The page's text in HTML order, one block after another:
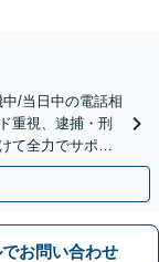
/当日中の電話相
重視、逮捕・刑
て全力でサポー
でお問い合わせ